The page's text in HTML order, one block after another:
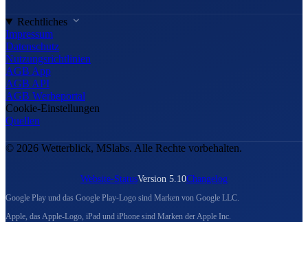
Rechtliches
Impressum
Datenschutz
Nutzungsrichtlinien
AGB App
AGB API
AGB Werbeportal
Cookie-Einstellungen
Quellen
© 2026 Wetterblick, MSlabs. Alle Rechte vorbehalten.
Website-StatusVersion 5.10Changelog
Google Play und das Google Play-Logo sind Marken von Google LLC.
Apple, das Apple-Logo, iPad und iPhone sind Marken der Apple Inc.